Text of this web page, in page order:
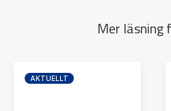
Mer läsning
AKTUELLT